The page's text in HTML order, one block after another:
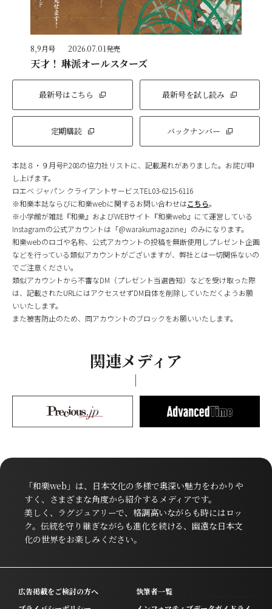
8,9月号 2026.07.01発売
天才！ 琳派オールスターズ
最新号はこちら 最新号を試し読み
定期購読 バックナンバー
本誌８・９月号P.208の協力社リストに、記載漏れがありました。お詫び申
し上げます。
ロエベ ジャパン クライアントサービスTEL03-6215-6116
※和樂本誌ならびに和樂webに関するお問い合わせはこちら。
※小学館が雑誌『和樂』およびWEBサイト『和樂web』にて運営している
Instagramの公式アカウントは「@warakumagazine」のみになります。
和樂webのロゴや名称、公式アカウントの投稿を無断使用しプレゼント企画
などを行っている類似アカウントがございますが、弊社とは一切関係ないの
でご注意ください。
類似アカウントから不審なDM（プレゼント当選告知）などを受け取った際
は、記載されたURLにはアクセスせずDM自体を削除していただくようお願
いいたします。
また被害防止のため、同アカウントのブロックをお願いいたします。
関連メディア
「和樂web」は、日本文化の多様で奥深い魅力をわかりや
すく、さまざまな角度から紹介するメディアです。
美しく、ラグジュアリーで、格調高いながらも時にはロッ
ク。伝統を守り継ぎながらも進化を続ける、幽遠な日本文
化の世界をお楽しみください。
広告掲載をご検討の方へ
執筆者一覧